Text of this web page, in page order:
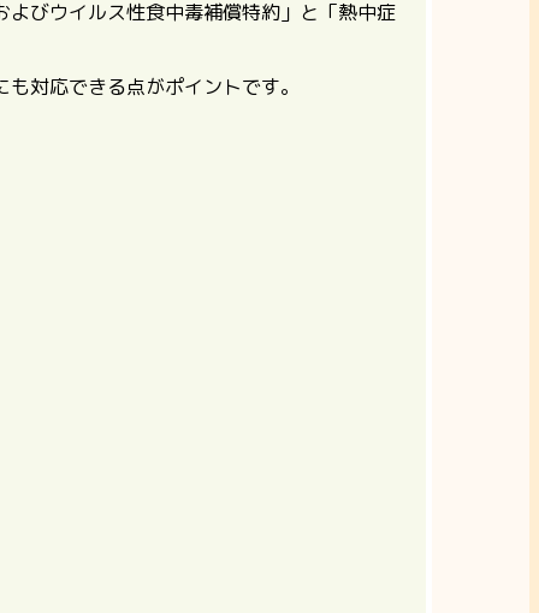
びウイルス性食中毒補償特約」と「熱中症
対応できる点がポイントです。